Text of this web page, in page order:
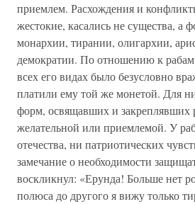
приемлем. Расхождения и
жестокие, касались не существа, а
монархии, тирании, олигархии,
демократии. По отношению к рабам
всех его видах было безусловно
платили ему той же монетой. Для
форм, освящавших и закреплявших
желательной или приемлемой. У
отечества, ни патриотических
замечание о необходимости
воскликнул: «Ерунда! Больше нет
полюса до другого я вижу только